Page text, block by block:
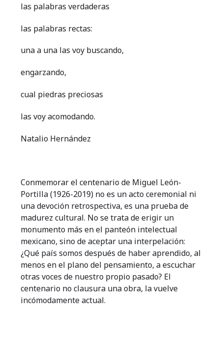
las palabras verdaderas
las palabras rectas:
una a una las voy buscando,
engarzando,
cual piedras preciosas
las voy acomodando.
Natalio Hernández
Conmemorar el centenario de Miguel León-
Portilla (1926-2019) no es un acto ceremonial ni
una devoción retrospectiva, es una prueba de
madurez cultural. No se trata de erigir un
monumento más en el panteón intelectual
mexicano, sino de aceptar una interpelación:
¿Qué país somos después de haber aprendido, al
menos en el plano del pensamiento, a escuchar
otras voces de nuestro propio pasado? El
centenario no clausura una obra, la vuelve
incómodamente actual.